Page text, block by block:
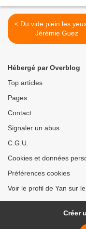
< Du vide plein les yeux, de
Jérémie Guez
Hébergé par Overblog
Top articles
Pages
Contact
Signaler un abus
C.G.U.
Cookies et données
Préférences cookies
Voir le profil de Yan sur
Créer